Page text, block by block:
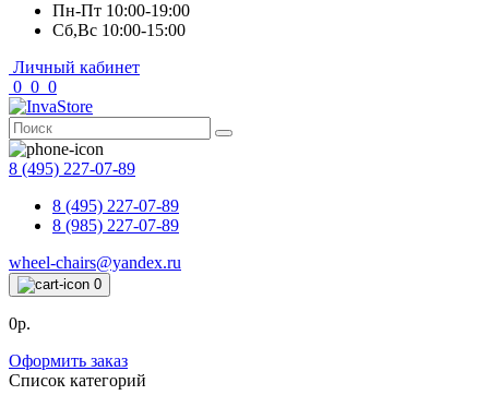
Пн-Пт 10:00-19:00
Сб,Вс 10:00-15:00
Личный кабинет
0 0 0
8 (495) 227-07-89
8 (495) 227-07-89
8 (985) 227-07-89
wheel-chairs@yandex.ru
0
0р.
Оформить заказ
Список категорий